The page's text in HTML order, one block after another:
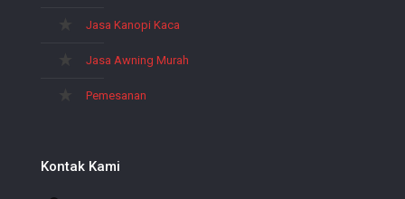
Jasa Kanopi Kaca
Jasa Awning Murah
Pemesanan
Kontak Kami